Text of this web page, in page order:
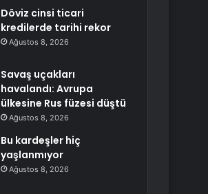
Döviz cinsi ticari
kredilerde tarihi rekor
Ağustos 8, 2026
Savaş uçakları
havalandı: Avrupa
ülkesine Rus füzesi düştü
Ağustos 8, 2026
Bu kardeşler hiç
yaşlanmıyor
Ağustos 8, 2026